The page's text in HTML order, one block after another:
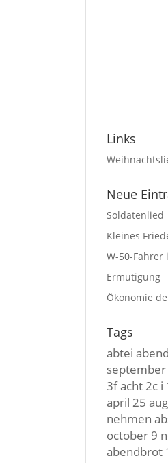
Links
Neue
Soldatenlied
Kleines
W-50-Fahrer
Ermutigung
Ökonomie
Tags
abtei
september
3facht2c i
april 25
nehmen
october 9
abendbrot